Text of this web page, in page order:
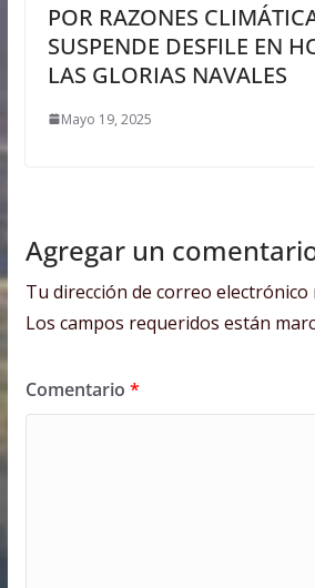
POR RAZONES
SUSPENDE DESFILE EN
LAS GLORIAS NAVALES
Mayo 19, 2025
Agregar un
Tu dirección de correo electrónico
Los campos requeridos están
Comentario *